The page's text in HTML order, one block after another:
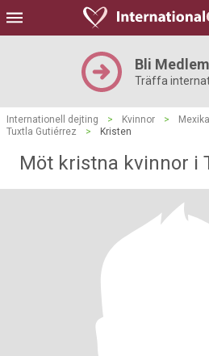
Bli
Träffa
Internationell dejting > Kvinnor >
Tuxtla Gutiérrez
> Kristen
Möt kristna kvinnor i